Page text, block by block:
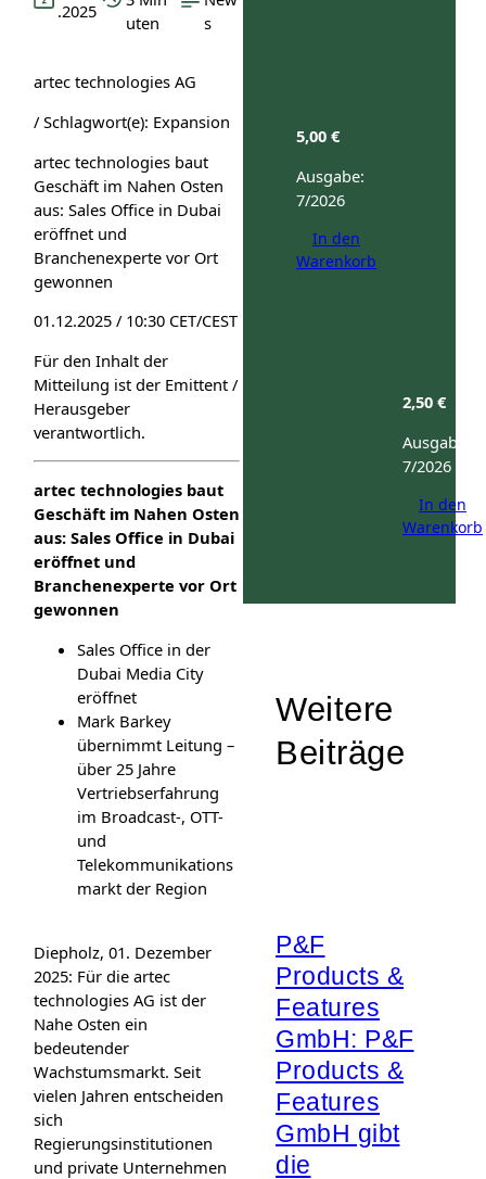
.2025
uten
s
artec technologies AG
/ Schlagwort(e): Expansion
artec technologies baut
Geschäft im Nahen Osten
aus: Sales Office in Dubai
eröffnet und
Branchenexperte vor Ort
gewonnen
01.12.2025 / 10:30 CET/CEST
Für den Inhalt der
Mitteilung ist der Emittent /
Herausgeber
verantwortlich.
artec technologies baut
Geschäft im Nahen Osten
aus: Sales Office in Dubai
eröffnet und
Branchenexperte vor Ort
gewonnen
Sales Office in der
Dubai Media City
eröffnet
Mark Barkey
übernimmt Leitung –
über 25 Jahre
Vertriebserfahrung
im Broadcast-, OTT-
und
Telekommunikations
markt der Region
Diepholz, 01. Dezember
2025: Für die artec
technologies AG ist der
Nahe Osten ein
bedeutender
Wachstumsmarkt. Seit
vielen Jahren entscheiden
sich
Regierungsinstitutionen
und private Unternehmen
5,00 €
Ausgabe:
7/2026
In den
Warenkorb
2,50 €
Ausgabe:
7/2026
In den
Warenkorb
Weitere
Beiträge
P&F
Products &
Features
GmbH: P&F
Products &
Features
GmbH gibt
die